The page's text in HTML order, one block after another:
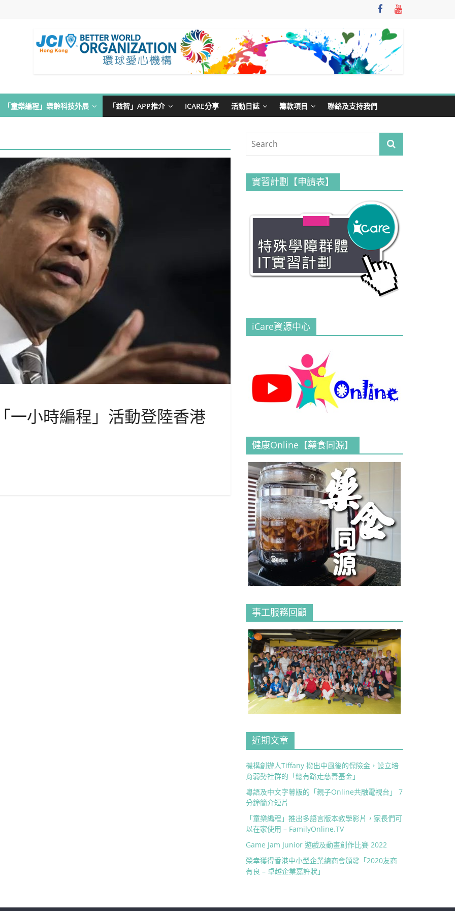
「童樂編程」樂齡科技外展 「益智」APP推介 ICARE分享 活動日誌 籌款項目 聯絡及支持我們
一小時編程」活動登陸香港
實習計劃【申請表】
iCare資源中心
健康Online【藥食同源】
事工服務回顧
近期文章
機構創辦人Tiffany 撥出中風後的保險金，設立培
育弱勢社群的「總有路走慈善基金」
粵語及中文字幕版的「親子Online共融電視台」 7
分鐘簡介短片
「童樂編程」推出多語言版本教學影片，家長們可
以在家使用 – FamilyOnline.TV
Game Jam Junior 遊戲及動畫創作比賽 2022
榮幸獲得香港中小型企業總商會頒發「2020友商
有良 – 卓越企業嘉許狀」